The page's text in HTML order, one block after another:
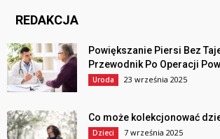
REDAKCJA
Powiększanie Piersi Bez
Przewodnik Po Operacji
Uroda 23 września 2025
Co może kolekcjonować
Dzieci 7 września 2025